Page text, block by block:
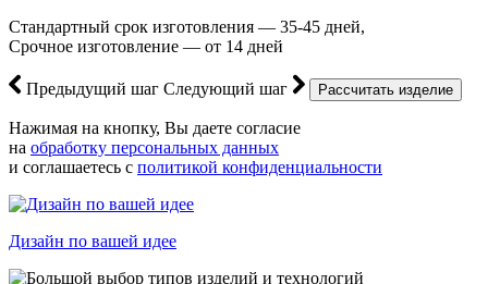
Стандартный срок изготовления — 35-45 дней,
Срочное изготовление — от 14 дней
Предыдущий шаг Следующий шаг
Нажимая на кнопку, Вы даете согласие
на обработку персональных данных
и соглашаетесь с политикой конфиденциальности
Дизайн по вашей идее